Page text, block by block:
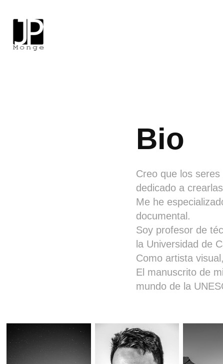
Bio
Creo que los
dedicado a
Me he
documental.
Soy profesor de
la Universidad de
Como artista
El manuscrito de
mundo de la